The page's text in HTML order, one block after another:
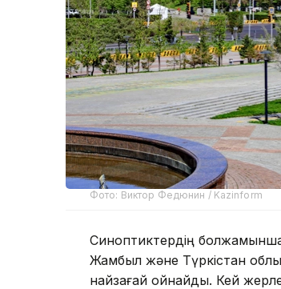
Фото: Виктор Федюнин / Kazinform
Синоптиктердің
Жамбыл және Түркістан
найзағай ойнайды. Кей